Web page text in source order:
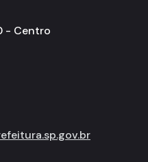
- Centro